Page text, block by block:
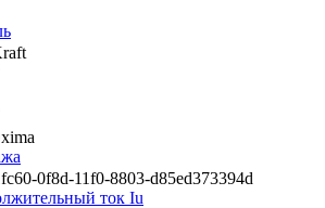
0f8d-11f0-8803-d85ed373394d
ток Iu